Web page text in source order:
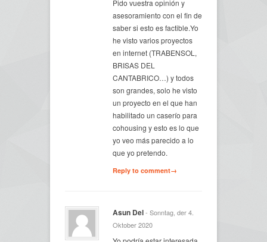
Pido vuestra opinión y
asesoramiento con el fin de
saber si esto es factible.Yo
he visto varios proyectos
en internet (TRABENSOL,
BRISAS DEL
CANTABRICO…) y todos
son grandes, solo he visto
un proyecto en el que han
habilitado un caserío para
cohousing y esto es lo que
yo veo más parecido a lo
que yo pretendo.
Reply to comment→
Asun Del- Sonntag, der 4.
Oktober 2020